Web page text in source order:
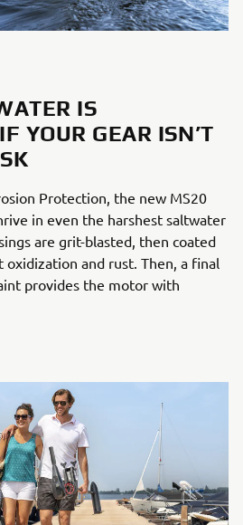
IS
YOUR GEAR ISN’T
Protection, the new MS20
in even the harshest saltwater
are grit-blasted, then coated
and rust. Then, a final
provides the motor with